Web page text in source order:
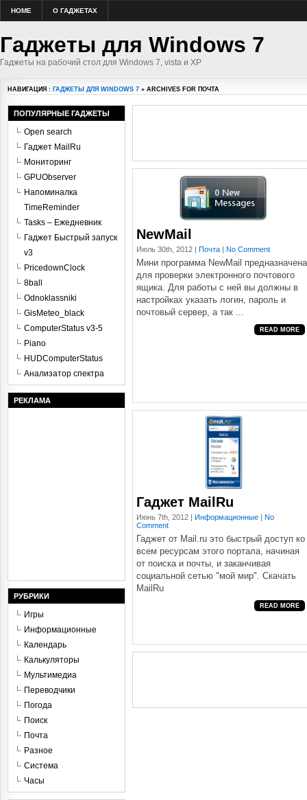
HOME О ГАДЖЕТАХ
Гаджеты для Windows 7
Гаджеты на рабочий стол для Windows 7, vista и XP
НАВИГАЦИЯ : ГАДЖЕТЫ ДЛЯ WINDOWS 7 » ARCHIVES FOR ПОЧТА
NewMail
Июль 30th, 2012 | Почта | No Comment
Мини программа NewMail предназначена
для проверки электронного почтового
ящика. Для работы с ней вы должны в
настройках указать логин, пароль и
почтовый сервер, а так ...
READ MORE
Гаджет MailRu
Июнь 7th, 2012 | Информационные | No
Comment
Гаджет от Mail.ru это быстрый доступ ко
всем ресурсам этого портала, начиная
от поиска и почты, и заканчивая
социальной сетью "мой мир". Скачать
MailRu
READ MORE
ПОПУЛЯРНЫЕ ГАДЖЕТЫ
Open search
Гаджет MailRu
Мониторинг
GPUObserver
Напоминалка
TimeReminder
Tasks – Ежедневник
Гаджет Быстрый запуск
v3
PricedownClock
8ball
Odnoklassniki
GisMeteo_black
ComputerStatus v3-5
Piano
HUDComputerStatus
Анализатор спектра
РЕКЛАМА
РУБРИКИ
Игры
Информационные
Календарь
Калькуляторы
Мультимедиа
Переводчики
Погода
Поиск
Почта
Разное
Система
Часы